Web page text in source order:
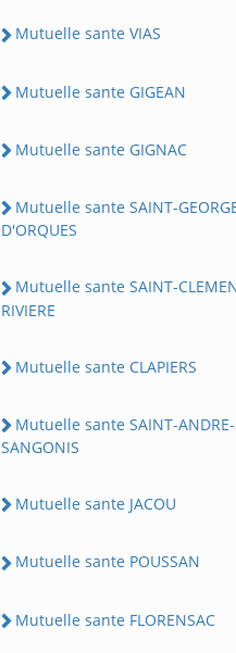
Mutuelle sante VIAS
Mutuelle sante GIGEAN
Mutuelle sante GIGNAC
Mutuelle sante SAINT-
D'ORQUES
Mutuelle sante SAINT-
RIVIERE
Mutuelle sante CLAPIERS
Mutuelle sante SAINT-ANDRE-
SANGONIS
Mutuelle sante JACOU
Mutuelle sante POUSSAN
Mutuelle sante FLORENSAC